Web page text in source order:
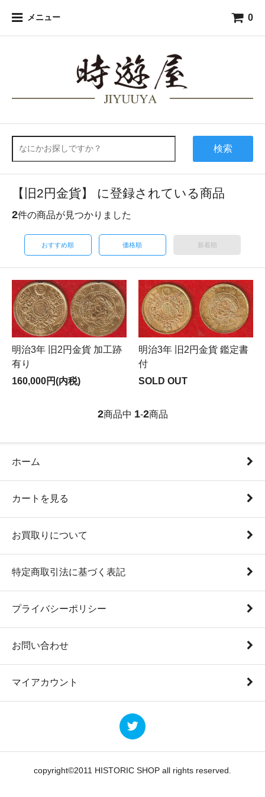
メニュー 0
検索
【旧2円金貨】 に登録されている商品
2件の商品が見つかりました
おすすめ順 価格順 新着順
明治3年 旧2円金貨 加工跡
有り
160,000円(内税)
明治3年 旧2円金貨 鑑定書
付
SOLD OUT
2商品中 1-2商品
ホーム
カートを見る
お買取りについて
特定商取引法に基づく表記
プライバシーポリシー
お問い合わせ
マイアカウント
copyright©2011 HISTORIC SHOP all rights reserved.